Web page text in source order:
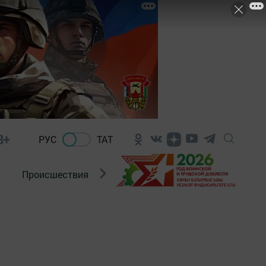
РУС ТАТ
Происшествия Новости Госавтоинспекции